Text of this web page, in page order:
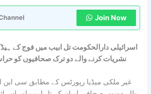
Join Now
اسرائیلی دارالحکومت تل ابیب میں فوج کے
نشریات کرنے والے دو ترک صحافیوں کو
غیر ملکی میڈیا رپورٹس کے مطابق سی این